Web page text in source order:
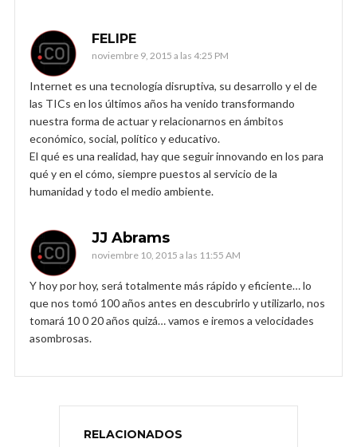
FELIPE
noviembre 9, 2015 a las 4:25 PM
Internet es una tecnología disruptiva, su desarrollo y el de
las TICs en los últimos años ha venido transformando
nuestra forma de actuar y relacionarnos en ámbitos
económico, social, político y educativo.
El qué es una realidad, hay que seguir innovando en los para
qué y en el cómo, siempre puestos al servicio de la
humanidad y todo el medio ambiente.
JJ Abrams
noviembre 10, 2015 a las 11:55 AM
Y hoy por hoy, será totalmente más rápido y eficiente… lo
que nos tomó 100 años antes en descubrirlo y utilizarlo, nos
tomará 10 0 20 años quizá… vamos e iremos a velocidades
asombrosas.
RELACIONADOS